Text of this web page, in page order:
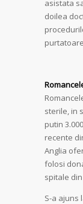
asistata
doilea
sterile, in
putin
recente
Anglia
folosi
spitale
S-a ajuns